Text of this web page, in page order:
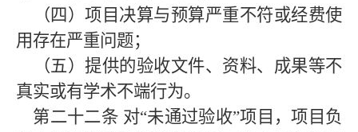
（四）项目决算与预算严重不符或经费使
用存在严重问题；
（五）提供的验收文件、资料、成果等不
真实或有学术不端行为。
第二十二条 对“未通过验收”项目，项目负